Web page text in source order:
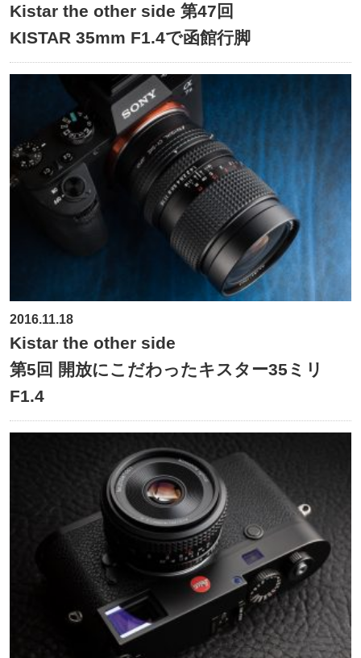
Kistar the other side 第47回
KISTAR 35mm F1.4で函館行脚
2016.11.18
Kistar the other side
第5回 開放にこだわったキスター35ミリ
F1.4